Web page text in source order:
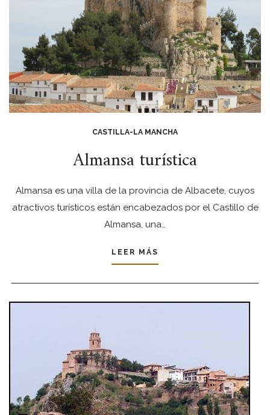
CASTILLA-LA MANCHA
Almansa turística
Almansa es una villa de la provincia de Albacete, cuyos
atractivos turísticos están encabezados por el Castillo de
Almansa, una…
LEER MÁS